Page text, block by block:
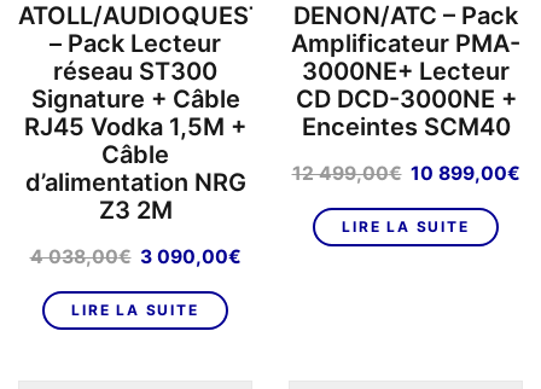
ATOLL/AUDIOQUEST
– Pack Lecteur
réseau ST300
Signature + Câble
RJ45 Vodka 1,5M +
Câble
d’alimentation NRG
Z3 2M
4 038,00€ Le
initial
était :
3 090,00€Le
LIRE LA SUITE
DENON/ATC – Pack
Amplificateur PMA-
3000NE+ Lecteur
CD DCD-3000NE +
Enceintes SCM40
12 499,00€ Le
initial
était :
10 899,00€
LIRE LA SUITE